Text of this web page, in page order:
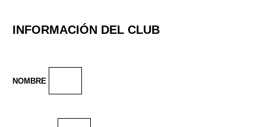
INFORMACIÓN DEL CLUB
NOMBRE